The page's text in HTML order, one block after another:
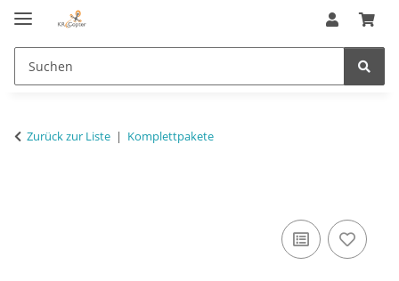
Zurück zur Liste Komplettpakete